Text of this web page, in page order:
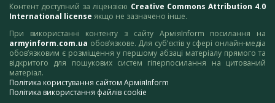
Контент доступний за ліцензією Creative Commons Attribution 4.0
International license якщо не зазначено інше.
При використанні контенту з сайту АрміяInform посилання на
armyinform.com.ua обов’язкове. Для суб’єктів у сфері онлайн-медіа
обов’язковим є розміщення у першому абзаці матеріалу прямого та
відкритого для пошукових систем гіперпосилання на цитований
матеріал.
Політика користування сайтом АрміяInform
Політика використання файлів cookie